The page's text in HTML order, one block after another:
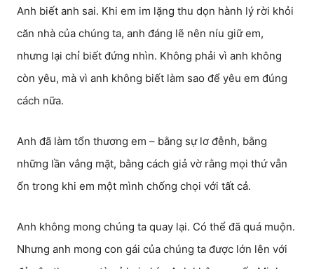
Anh biết anh sai. Khi em im lặng thu dọn hành lý rời khỏi
căn nhà của chúng ta, anh đáng lẽ nên níu giữ em,
nhưng lại chỉ biết đứng nhìn. Không phải vì anh không
còn yêu, mà vì anh không biết làm sao để yêu em đúng
cách nữa.
Anh đã làm tổn thương em – bằng sự lơ đễnh, bằng
những lần vắng mặt, bằng cách giả vờ rằng mọi thứ vẫn
ổn trong khi em một mình chống chọi với tất cả.
Anh không mong chúng ta quay lại. Có thể đã quá muộn.
Nhưng anh mong con gái của chúng ta được lớn lên với